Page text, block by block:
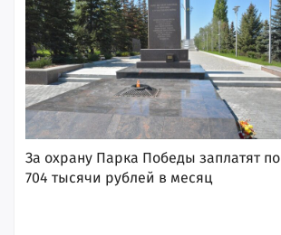
За охрану Парка Победы заплатят по
704 тысячи рублей в месяц